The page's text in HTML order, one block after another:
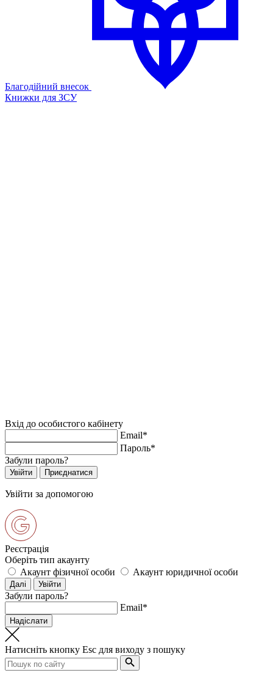
Благодійний внесок
Книжки для ЗСУ
Вхід до особистого кабінету
Email*
Пароль*
Забули пароль?
Увійти за допомогою
Реєстрація
Оберіть тип акаунту
Акаунт фізичної особи
Акаунт юридичної особи
Забули пароль?
Email*
Натисніть кнопку Esc для виходу з пошуку